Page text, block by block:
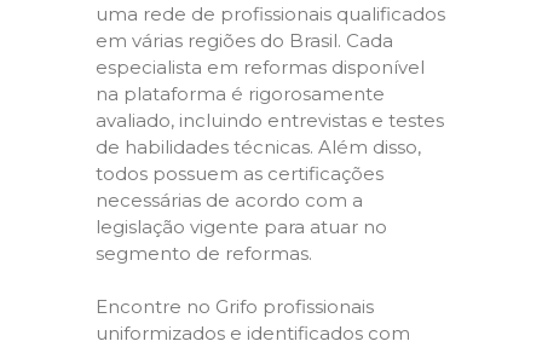
uma rede de profissionais qualificados
em várias regiões do Brasil. Cada
especialista em reformas disponível
na plataforma é rigorosamente
avaliado, incluindo entrevistas e testes
de habilidades técnicas. Além disso,
todos possuem as certificações
necessárias de acordo com a
legislação vigente para atuar no
segmento de reformas.
Encontre no Grifo profissionais
uniformizados e identificados com